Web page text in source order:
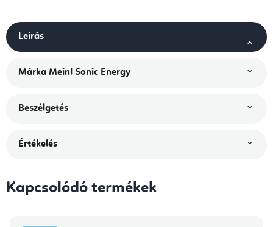
Leírás
Márka Meinl Sonic Energy
Beszélgetés
Értékelés
Kapcsolódó termékek